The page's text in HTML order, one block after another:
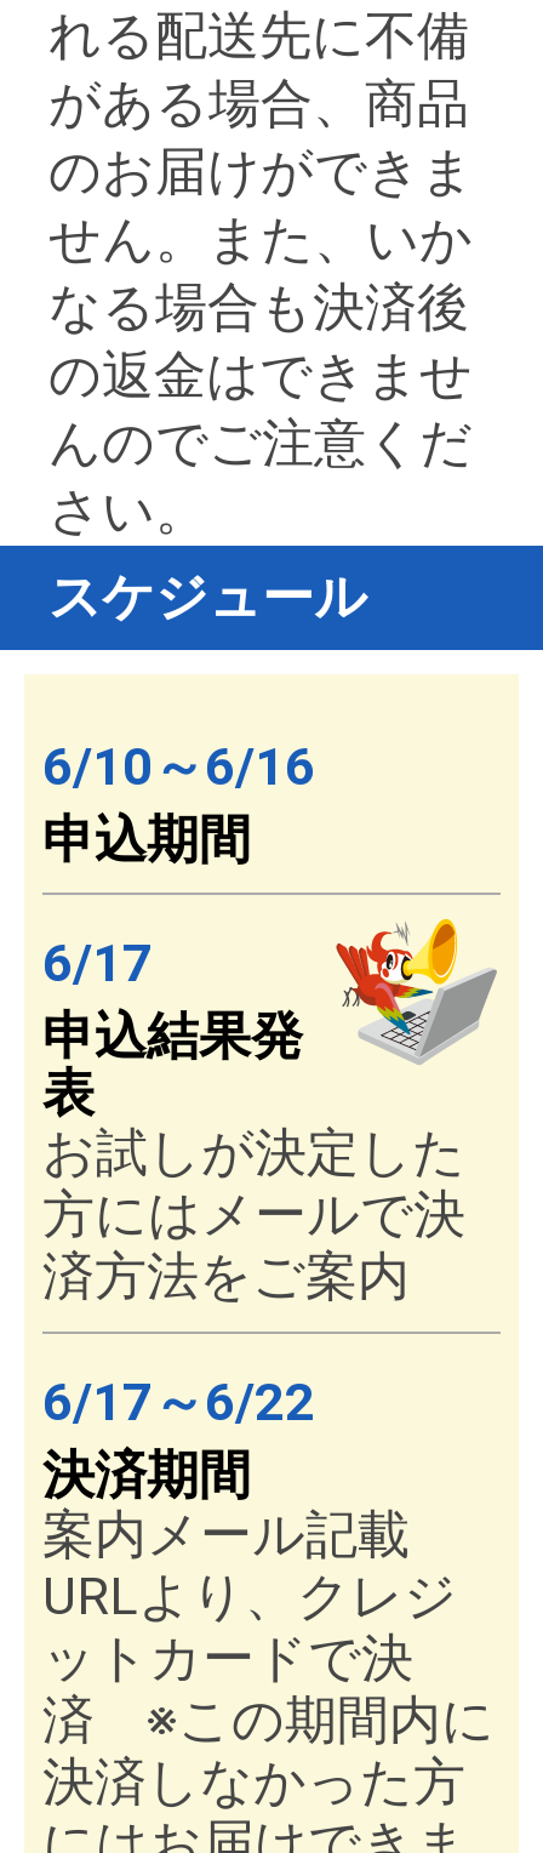
れる配送先に不備
がある場合、商品
のお届けができま
せん。また、いか
なる場合も決済後
の返金はできませ
んのでご注意くだ
さい。
スケジュール
6/10～6/16
申込期間
6/17
申込結果発
表
お試しが決定した
方にはメールで決
済方法をご案内
6/17～6/22
決済期間
案内メール記載
URLより、クレジ
ットカードで決
済 ※この期間内に
決済しなかった方